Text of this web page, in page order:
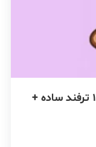
روش آب کردن شکلات تخته ای: 11 ترفند ساده +